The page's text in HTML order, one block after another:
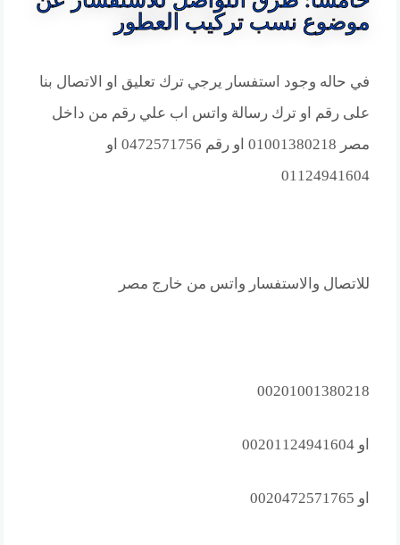
موضوع نسب تركيب العطور
في حاله وجود استفسار يرجي ترك تعليق او الاتصال بنا
على رقم او ترك رسالة واتس اب علي رقم من داخل
مصر 01001380218 او رقم 0472571756 او
01124941604
للاتصال والاستفسار واتس من خارج مصر
00201001380218
او 00201124941604
او 0020472571765